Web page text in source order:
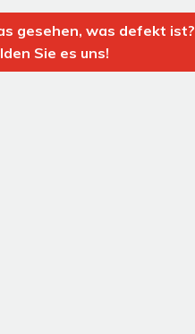
gesehen, was defekt ist?
Sie es uns!